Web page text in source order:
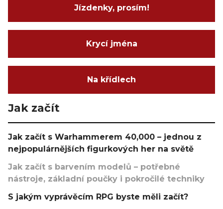
Jízdenky, prosím!
Krycí jména
Na křídlech
Jak začít
Jak začít s Warhammerem 40,000 – jednou z
nejpopulárnějších figurkových her na světě
Jak začít s barvením modelů – potřebné
nástroje, základní poučky i pokročilé techniky
S jakým vyprávěcím RPG byste měli začít?